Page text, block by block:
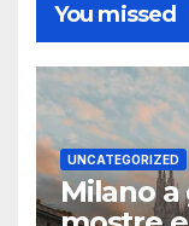
You missed
UNCATEGORIZED
Milano a